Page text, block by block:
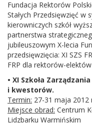
Fundacja Rektorów
Stałych Przedsięwzięć w
kierowniczych szkół
partnerstwa
jubileuszowym X-lecia
przedsięwzięcia: XI SZS
FRP dla rektorów-
• XI Szkoła
i kwestorów.
Termin: 27-31 maja 2012
Miejsce obrad: Centrum
Lidzbarku Warmińskim